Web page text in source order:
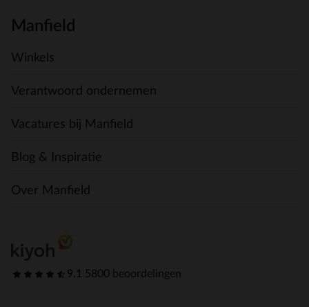
Manfield
Winkels
Verantwoord ondernemen
Vacatures bij Manfield
Blog & Inspiratie
Over Manfield
9.1 5800 beoordelingen